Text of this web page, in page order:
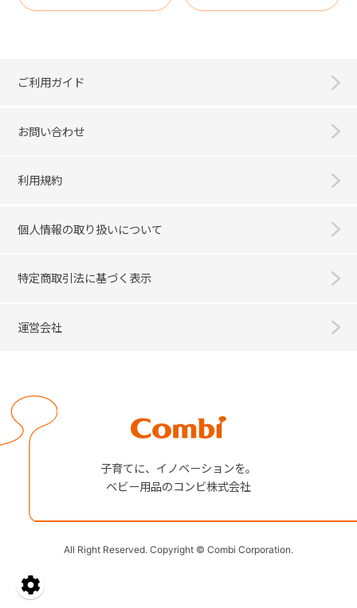
ご利用ガイド
お問い合わせ
利用規約
個人情報の取り扱いについて
特定商取引法に基づく表示
運営会社
子育てに、イノベーションを。
ベビー用品のコンビ株式会社
All Right Reserved. Copyright © Combi Corporation.